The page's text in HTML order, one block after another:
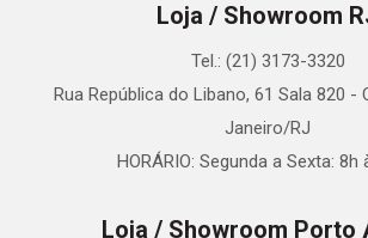
Loja / Showroom
Tel.: (21) 3173-3320
Rua República do Libano, 61 Sala 820 -
Janeiro/RJ
HORÁRIO: Segunda a Sexta: 8h
Loja / Showroom Porto